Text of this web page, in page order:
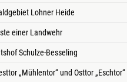
Lohner Heide
einer Landwehr
Schulze-Besseling
„Mühlentor“ und Osttor „Eschtor“